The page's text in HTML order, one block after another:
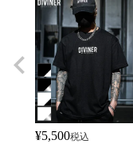
¥5,500税込